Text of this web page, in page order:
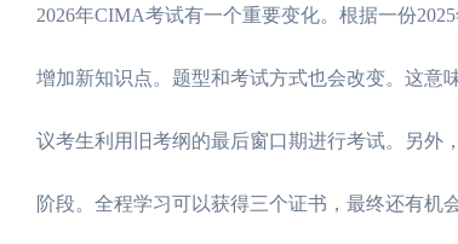
2026年CIMA考试有一个重要变化。根据一份
增加新知识点。题型和考试方式也会改变。这意
议考生利用旧考纲的最后窗口期进行考试。另外
阶段。全程学习可以获得三个证书，最终还有机